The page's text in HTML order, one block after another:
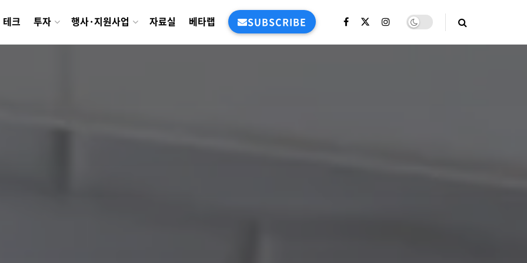
테크 투자 행사·지원사업 자료실 베타랩 SUBSCRIBE